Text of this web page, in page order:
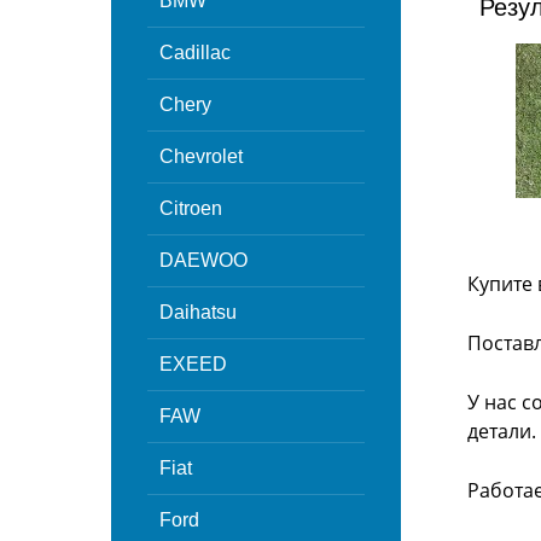
Cadillac
Chery
Chevrolet
Citroen
DAEWOO
Daihatsu
EXEED
FAW
Fiat
Ford
Купите
У нас
детали.